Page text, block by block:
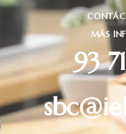
MÁS
93